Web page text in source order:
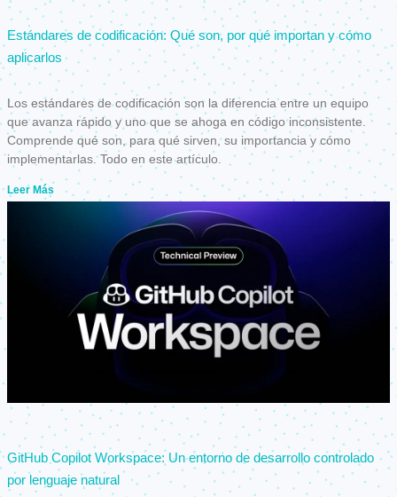
Estándares de codificación: Qué son, por qué importan y cómo
aplicarlos
Los estándares de codificación son la diferencia entre un equipo
que avanza rápido y uno que se ahoga en código inconsistente.
Comprende qué son, para qué sirven, su importancia y cómo
implementarlas. Todo en este artículo.
Leer Más
GitHub Copilot Workspace: Un entorno de desarrollo controlado
por lenguaje natural